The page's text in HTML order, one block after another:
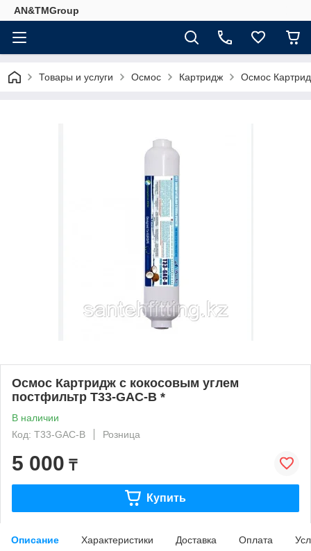
AN&TMGroup
Товары и услуги Осмос Картридж Осмос
Осмос Картридж с кокосовым углем
постфильтр T33-GAC-B *
В наличии
Код: T33-GAC-B
Розница
5 000 ₸
Купить
Описание Характеристики Доставка Оплата